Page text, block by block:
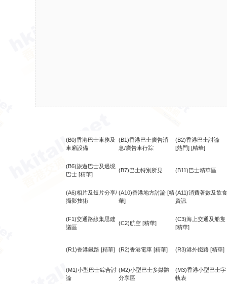
(B0)香港巴士車務及
車廂設備
(B1)香港巴士廣告消
息/廣告車行踪
(B2)香港巴士討論
[熱門] [精華]
(B6)旅遊巴士及過境
巴士 [精華]
(B7)巴士特別所見 (B11)巴士精華區
(A6)相片及短片分享/
攝影技術
(A10)香港地方討論 [精
華]
(A11)消費著數及飲食
資訊
(F1)交通路線集思建
議區
(C2)航空 [精華]
(C3)海上交通及船隻
[精華]
(R1)香港鐵路 [精華] (R2)香港電車 [精華] (R3)港外鐵路 [精華]
(M1)小型巴士綜合討
論
(M2)小型巴士多媒體
分享區
(M3)香港小型巴士字
軌表